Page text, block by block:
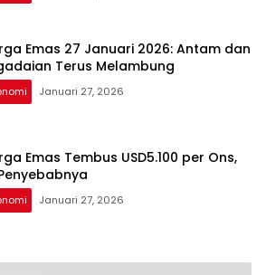
Emas 27 Januari 2026: Antam dan
Terus Melambung
Januari 27, 2026
Emas Tembus USD5.100 per Ons,
Januari 27, 2026